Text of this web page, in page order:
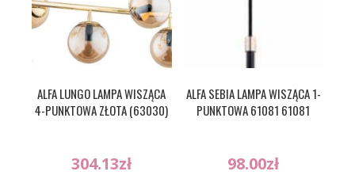
ALFA LUNGO LAMPA WISZĄCA
4-PUNKTOWA ZŁOTA (63030)
304.13zł
ALFA SEBIA LAMPA WISZĄCA 1-
PUNKTOWA 61081 61081
98.00zł